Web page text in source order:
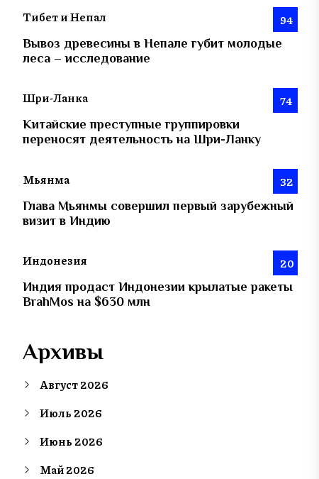
Тибет и Непал 94
Вывоз древесины в Непале губит молодые
леса – исследование
Шри-Ланка 74
Китайские преступные группировки
переносят деятельность на Шри-Ланку
Мьянма 32
Глава Мьянмы совершил первый зарубежный
визит в Индию
Индонезия 20
Индия продаст Индонезии крылатые ракеты
BrahMos на $630 млн
Архивы
Август 2026
Июль 2026
Июнь 2026
Май 2026